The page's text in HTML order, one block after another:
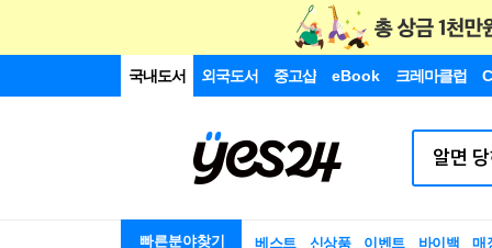
국내도서 외국도서 중고샵 eBook 크레마클럽
빠른분야찾기 베스트 신상품 이벤트 바이백 매